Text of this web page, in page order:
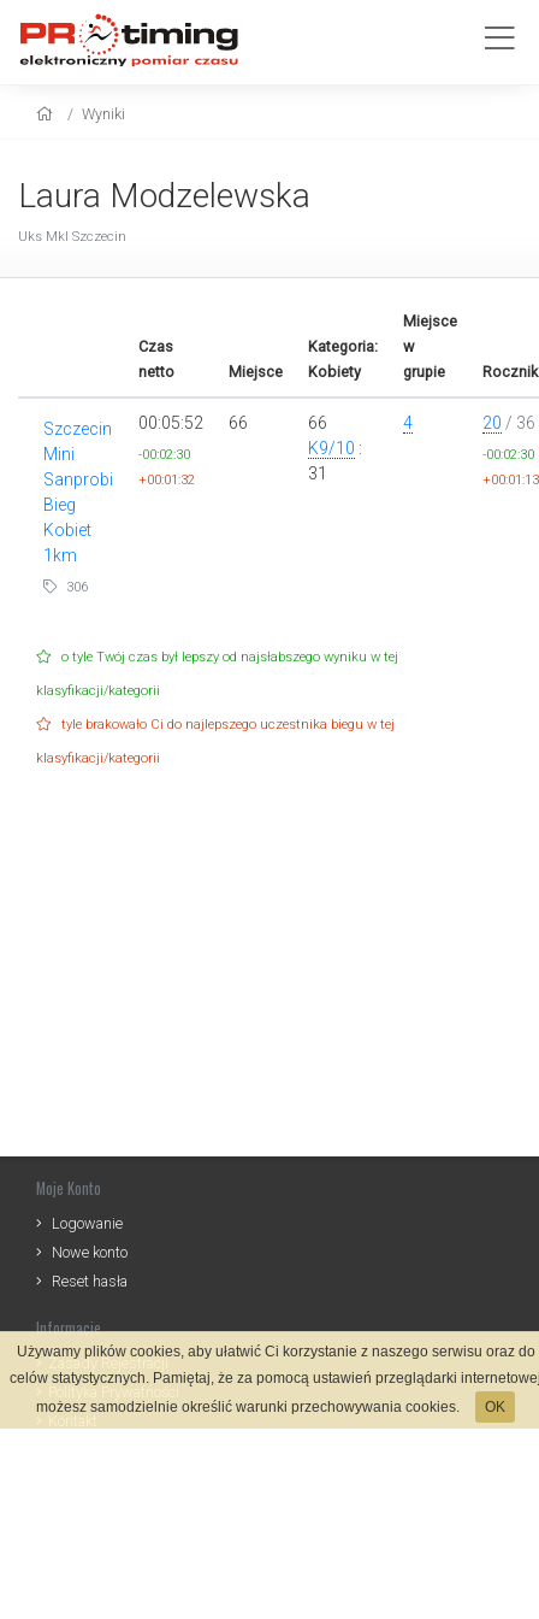
Wyniki
Laura Modzelewska
Uks Mkl Szczecin
Czas
netto
Miejsce
Kategoria:
Kobiety
Miejsce
w
grupie
Rocznik
Szczecin
Mini
Sanprobi
Bieg
Kobiet
1km
306
00:05:52
-00:02:30
+00:01:32
66
66
K9/10 :
31
4 20 / 36
-00:02:30
+00:01:13
o tyle Twój czas był lepszy od najsłabszego wyniku w tej
klasyfikacji/kategorii
tyle brakowało Ci do najlepszego uczestnika biegu w tej
klasyfikacji/kategorii
Moje Konto
Logowanie
Nowe konto
Reset hasła
Informacje
Zasady Rejestracji
Używamy plików cookies, aby ułatwić Ci korzystanie z naszego serwisu oraz do
celów statystycznych. Pamiętaj, że za pomocą ustawień przeglądarki
możesz samodzielnie określić warunki przechowywania cookies.
OK